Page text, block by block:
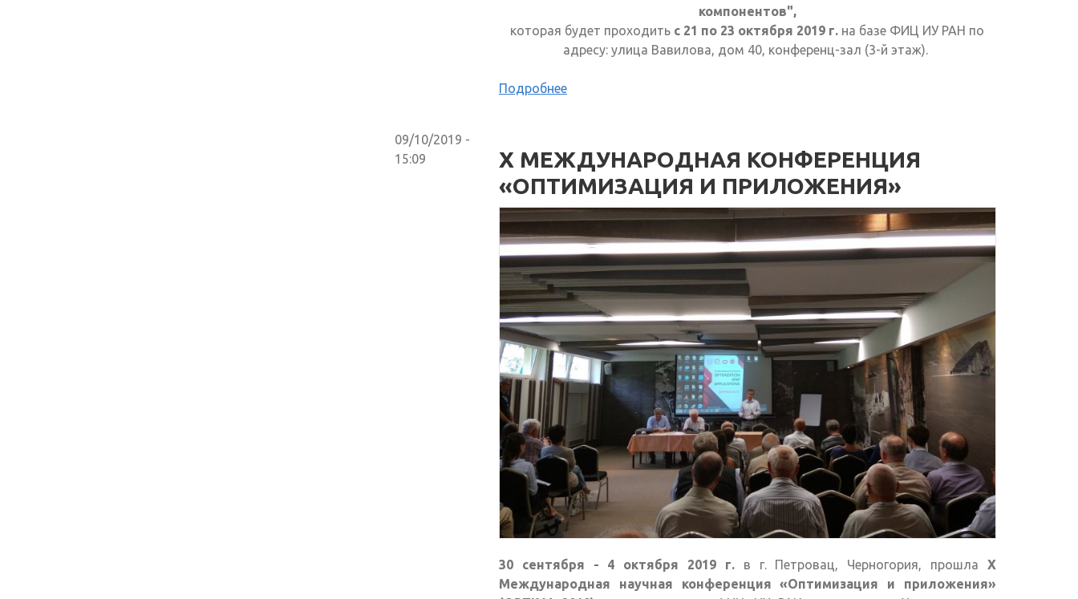
компонентов",
которая будет проходить с 21 по 23 октября 2019 г. на базе ФИЦ ИУ РАН по
адресу: улица Вавилова, дом 40, конференц-зал (3-й этаж).
Подробнее
09/10/2019 -
15:09
X МЕЖДУНАРОДНАЯ КОНФЕРЕНЦИЯ
«ОПТИМИЗАЦИЯ И ПРИЛОЖЕНИЯ»
30 сентября - 4 октября 2019 г.в г. Петровац, Черногория, прошла X
Международная научная конференция «Оптимизация и приложения»